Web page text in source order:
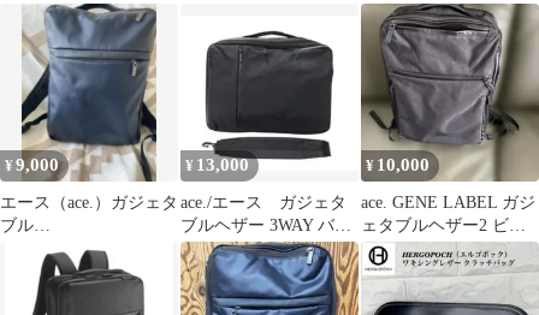
サック
ace.GENE
¥9,000
エース（ace.）ガジェタ
ブル
（GADGETABLE）
ネイビー 2wayタイプ
¥ 13,000
ace./エース ガジェタ
ブルヘザー 3WAY バッ
クパック 14L 62984
¥ 10,000
ace. GENE LABEL ガジ
ェタブルヘザー2 ビジ
ネスリュック